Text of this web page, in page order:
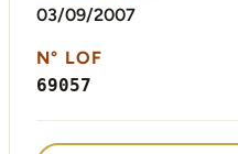
03/09/2007
N° LOF
69057